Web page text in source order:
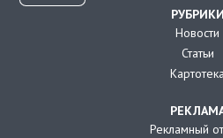
РУБРИКИ
Новости
Статьи
Картотека
Рекламный